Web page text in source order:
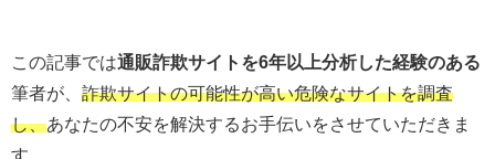
この記事では通販詐欺サイトを6年以上分析した経験のある
筆者が、 詐欺サイトの可能性が高い危険なサイトを調査
し、あなたの不安を解決するお手伝いをさせていただきま
す。